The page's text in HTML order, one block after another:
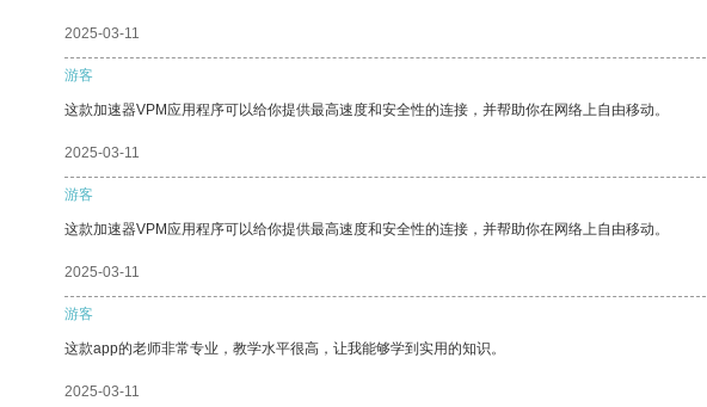
2025-03-11
游客
这款加速器VPM应用程序可以给你提供最高速度和安全性的连接，并帮助你在网络上自由移动。
2025-03-11
游客
这款加速器VPM应用程序可以给你提供最高速度和安全性的连接，并帮助你在网络上自由移动。
2025-03-11
游客
这款app的老师非常专业，教学水平很高，让我能够学到实用的知识。
2025-03-11